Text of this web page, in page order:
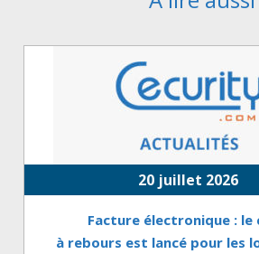
20 juillet 2026
Facture électronique : le
à rebours est lancé pour les